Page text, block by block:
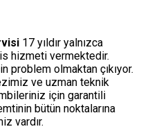
17 yıldır yalnızca
hizmeti vermektedir.
problem olmaktan çıkıyor.
ve uzman teknik
için garantili
bütün noktalarına
vardır.